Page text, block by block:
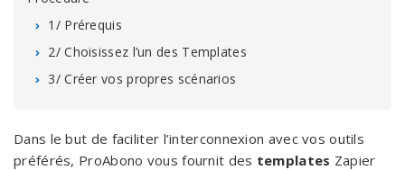
1/ Prérequis
2/ Choisissez l’un des Templates
3/ Créer vos propres scénarios
Dans le but de faciliter l’interconnexion avec vos outils
préférés, ProAbono vous fournit des templates Zapier